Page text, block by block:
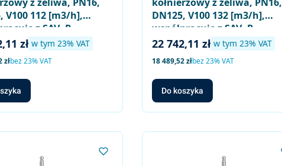
V100 112 [m3/h],
z SAV..P..,
zł w tym %s VAT
w tym 23% VAT
złbez 23% VAT
DN125, V100 132 [m3/h],
współpracuje z SAV..P..,
SQV..P..
Cena brutto
22 742,11 zł w tym %s VAT
w tym 23% VAT
Cena netto
18 489,52 złbez 23% VAT
Do koszyka